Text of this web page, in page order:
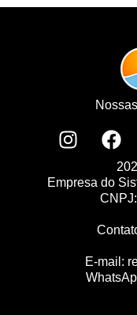
Empresa do
E-mail: